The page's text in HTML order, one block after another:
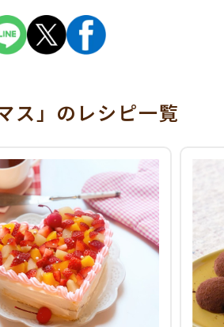
ス」 のレシピ一覧